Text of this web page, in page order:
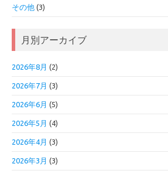
その他 (3)
月別アーカイブ
2026年8月 (2)
2026年7月 (3)
2026年6月 (5)
2026年5月 (4)
2026年4月 (3)
2026年3月 (3)